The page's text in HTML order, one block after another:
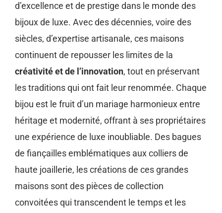
d’excellence et de prestige dans le monde des
bijoux de luxe. Avec des décennies, voire des
siècles, d’expertise artisanale, ces maisons
continuent de repousser les limites de la
créativité et de l’innovation, tout en préservant
les traditions qui ont fait leur renommée. Chaque
bijou est le fruit d’un mariage harmonieux entre
héritage et modernité, offrant à ses propriétaires
une expérience de luxe inoubliable. Des bagues
de fiançailles emblématiques aux colliers de
haute joaillerie, les créations de ces grandes
maisons sont des pièces de collection
convoitées qui transcendent le temps et les